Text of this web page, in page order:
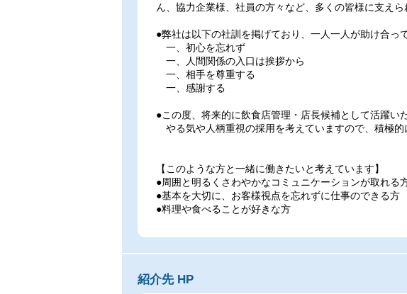
ん、協力企業様、社員の方々など、多くの皆様に支えら
●弊社は以下の社訓を掲げており、一人一人が助け合っ
一、初心を忘れず
一、人間関係の入口は挨拶から
一、相手を尊重する
一、感謝する
●この度、将来的に飲食店管理・店長候補として活躍い
やる気や人柄重視の採用を考えていますので、積極的
【このような方と一緒に働きたいと考えています】
●周囲と明るくさわやかなコミュニケーションが取れる
●基本を大切に、お客様視点を忘れずに仕事のできる方
●料理や食べることが好きな方
紹介先 HP